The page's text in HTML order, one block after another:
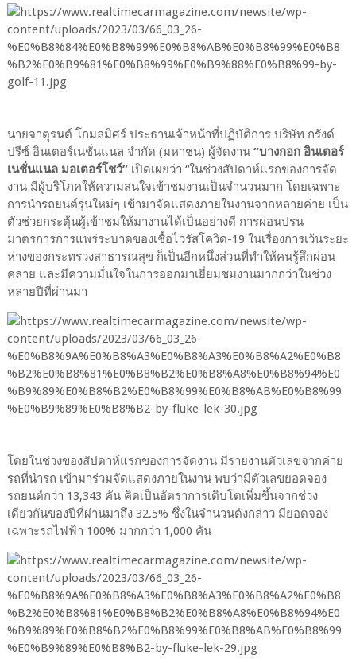
นายจาตุรนต์ โกมลมิศร์ ประธานเจ้าหน้าที่ปฏิบัติการ บริษัท กรังด์
ปรีซ์ อินเตอร์เนชั่นแนล จำกัด (มหาชน) ผู้จัดงาน “บางกอก อินเตอร์
เนชั่นแนล มอเตอร์โชว์”เปิดเผยว่า “ในช่วงสัปดาห์แรกของการจัด
งาน มีผู้บริโภคให้ความสนใจเข้าชมงานเป็นจำนวนมาก โดยเฉพาะ
การนำรถยนต์รุ่นใหม่ๆ เข้ามาจัดแสดงภายในงานจากหลายค่าย เป็น
ตัวช่วยกระตุ้นผู้เข้าชมให้มางานได้เป็นอย่างดี การผ่อนปรน
มาตรการการแพร่ระบาดของเชื้อไวรัสโควิด-19 ในเรื่องการเว้นระยะ
ห่างของกระทรวงสาธารณสุข ก็เป็นอีกหนึ่งส่วนที่ทำให้คนรู้สึกผ่อน
คลาย และมีความมั่นใจในการออกมาเยี่ยมชมงานมากกว่าในช่วง
หลายปีที่ผ่านมา
โดยในช่วงของสัปดาห์แรกของการจัดงาน มีรายงานตัวเลขจากค่าย
รถที่นำรถ เข้ามาร่วมจัดแสดงภายในงาน พบว่ามีตัวเลขยอดจอง
รถยนต์กว่า 13,343 คัน คิดเป็นอัตราการเติบโตเพิ่มขึ้นจากช่วง
เดียวกันของปีที่ผ่านมาถึง 32.5% ซึ่งในจำนวนดังกล่าว มียอดจอง
เฉพาะรถไฟฟ้า 100% มากกว่า 1,000 คัน